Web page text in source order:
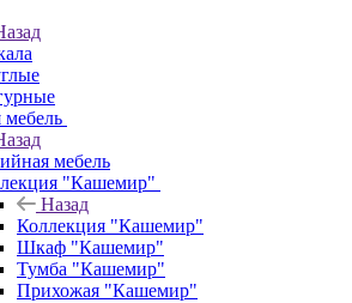
мебель
"Кашемир"
Назад
Коллекция "Кашемир"
Шкаф "Кашемир"
Тумба "Кашемир"
Прихожая "Кашемир"